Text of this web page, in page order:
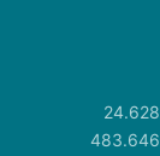
24.628
483.646